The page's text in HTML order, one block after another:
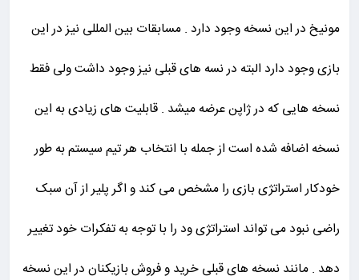
مونیخ در این نسخه وجود دارد . مسابقات بین المللی نیز در این
بازی وجود دارد البته در نسه های قبلی نیز وجود داشت ولی فقط
نسخه هایی که در ژاپن عرضه میشد . قابلیت های زیادی به این
نسخه اضافه شده است از جمله با انتخاب هر تیم سیستم به طور
خودکار استراتژی بازی را مشخص می کند و اگر پلیر از آن سبک
راضی نبود می تواند استراتژی ود را با توجه به تفکرات خود تغییر
دهد . مانند نسخه های قبلی خرید و فروش بازیکنان در این نسخه